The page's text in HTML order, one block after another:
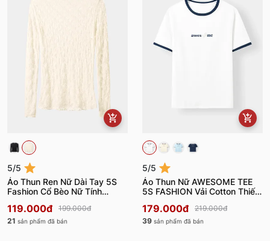
5/5
Áo Thun Ren Nữ Dài Tay 5S
Fashion Cổ Bèo Nữ Tính
119.000đ
199.000đ
21 sản phẩm đã bán
5/5
Áo Thun Nữ AWESOME TEE
5S FASHION Vải Cotton Thiết
179.000đ
219.000đ
39 sản phẩm đã bán